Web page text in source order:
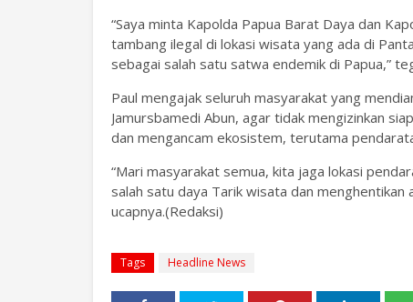
“Saya minta Kapolda Papua Barat Daya dan
tambang ilegal di lokasi wisata yang ada di
sebagai salah satu satwa endemik di Papua,”
Paul mengajak seluruh masyarakat yang
Jamursbamedi Abun, agar tidak mengizinkan
dan mengancam ekosistem, terutama
“Mari masyarakat semua, kita jaga lokasi
salah satu daya Tarik wisata dan
ucapnya.(Redaksi)
Tags Headline News